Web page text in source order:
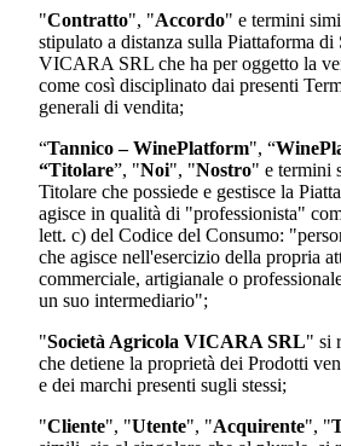
"Contratto", "Accordo" e termini
stipulato a distanza sulla Piattaforma di
VICARA SRL che ha per oggetto la
come così disciplinato dai presenti
generali di vendita;
“Tannico – WinePlatform", “
“Titolare”, "Noi", "Nostro" e termini
Titolare che possiede e gestisce la
agisce in qualità di "professionista"
lett. c) del Codice del Consumo:
che agisce nell'esercizio della propria
commerciale, artigianale o
un suo intermediario";
"Società Agricola VICARA SRL" si
che detiene la proprietà dei Prodotti
e dei marchi presenti sugli stessi;
"Cliente", "Utente", "Acquirente", "